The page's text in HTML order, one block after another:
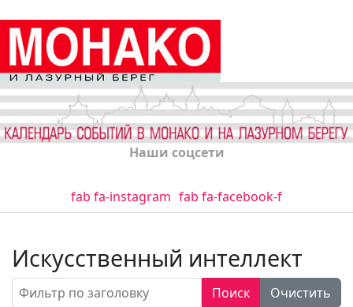
Наши соцсети
fab fa-instagram fab fa-facebook-f
Искусственный интеллект
Фильтр по заголовку Поиск
Очистить